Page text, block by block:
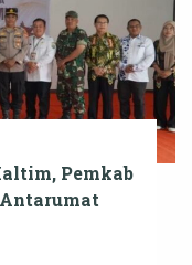
Pemkab